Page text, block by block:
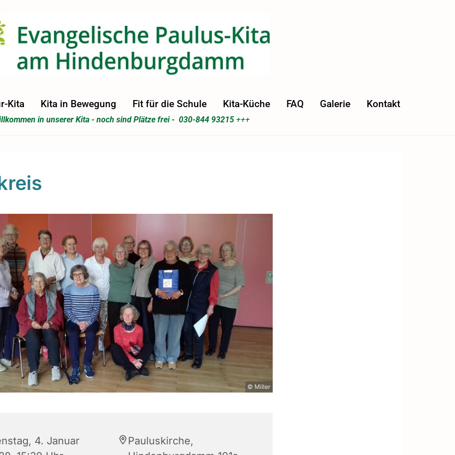
Kita Kita in Bewegung Fit für die Schule Kita-Küche FAQ Galerie Kontakt
in unserer Kita - noch sind Plätze frei - 030-844 93215+++
© Miller
4. Januar
Pauluskirche,